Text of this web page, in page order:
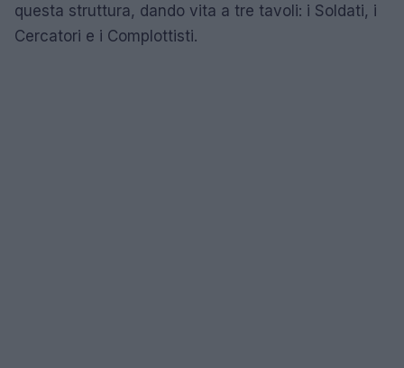
questa struttura, dando vita a tre tavoli: i Soldati, i
Cercatori e i Complottisti.